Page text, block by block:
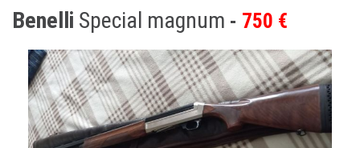
Benelli Special magnum 750 €